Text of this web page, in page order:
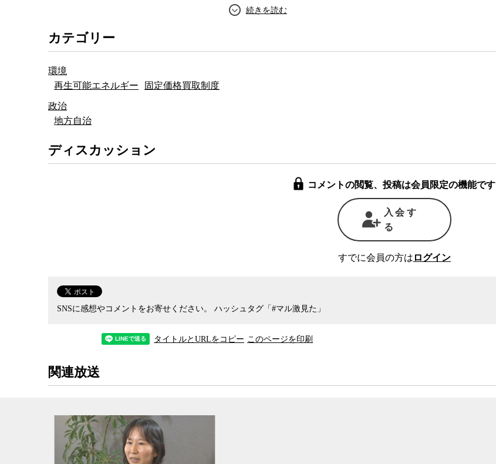
キロワットあたり40円の買取価格で認定を受け、それを引き継いだ日本企業が事業を進めている。
る。人口約1,700人の宇久島にとっては、自分たちのためではなく、本土に送られて使われるための
電力開発となる。
発電容量1メガワット以上というメガソーラーが環境にどれほどのダメージを与えるのかは、ま
治水の専門家として宇久島のメガソーラー開発の現場を視察した熊本県立大学共通教育センター
した後にソーラーパネルが敷き詰められることで、
る水循環の変化と似たような現象が起こる可能性もある。こうした環境への負荷をどう緩和したら
よいのか。そもそも緩和は可能なのか。手遅れにならないうちに環境負荷を最小限に抑える方法を
を巡っては、すでに全国各地でトラブルが起きている。去年3月に総務省が発表した
資料では、回答した自治体の4割を超える355市町村で、太陽光発電関連のトラブルが発生している
得ていないなどさまざまだ。
こうした問題に早い段階から警鐘を鳴らしている
のメガソーラー問題検討プロジェクトチ
る。河川工事や水害後の災害復旧で住民参加の取り組みの経験を多く持つ島谷氏は、集落ごとに議
すます進むことが予想される。安全面、防災面、景観や環境への影響、将来の廃棄などの観点か
ら、本気で地域との共生を考えなくてはならない時が来ている。
カテゴリー
環境
再生可能エネルギー
固定価格買取制度
政治
地方自治
ディスカッション
コメントの閲覧、投稿は会員限定の機能です
入会す
る
すでに会員の方は ログイン
SNSに感想やコメントをお寄せください。 ハッシュタグ「#マル激見た」
タイトルとURLをコピー このページを印刷
関連放送